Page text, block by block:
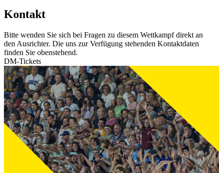
Kontakt
Bitte wenden Sie sich bei Fragen zu diesem Wettkampf direkt an
den Ausrichter. Die uns zur Verfügung stehenden Kontaktdaten
finden Sie obenstehend.
DM-Tickets